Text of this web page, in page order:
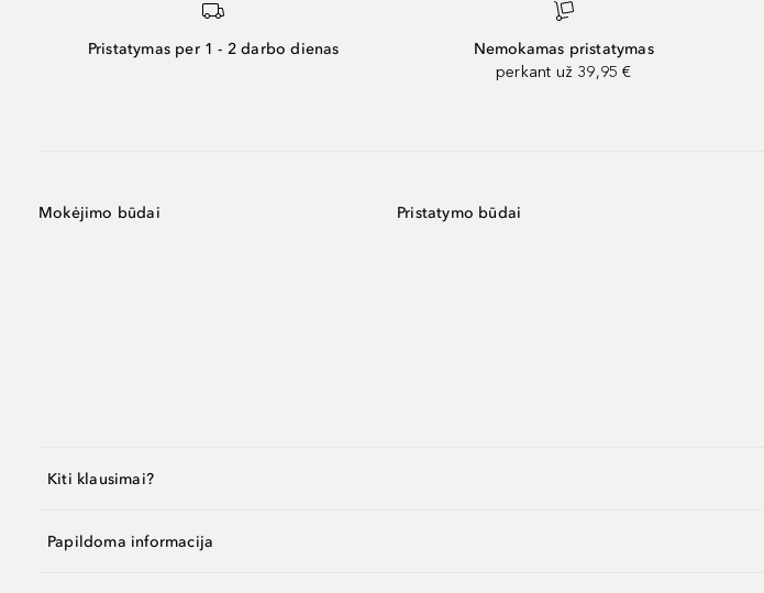
Pristatymas per 1 - 2 darbo dienas
Nemokamas pristatymas
perkant už 39,95 €
Mokėjimo būdai Pristatymo būdai
Kiti klausimai?
Papildoma informacija